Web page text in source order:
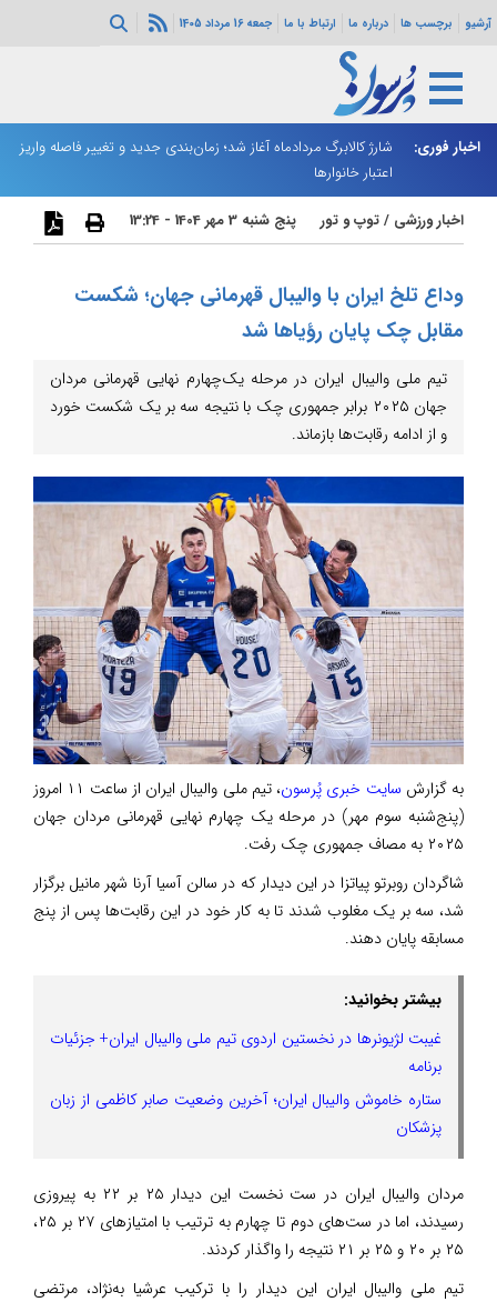
آرشیو برچسب ها درباره ما ارتباط با ما جمعه 16 مرداد 1405
اخبار فوری:
هرمز ادامه
شارژ کالابرگ مردادماه آغاز شد؛ زمان‌بندی جدید و تغییر فاصله واریز
اعتبار خانوارها
اخبار ورزشی /توپ و تور پنج شنبه 3 مهر 1404 - 13:24
وداع تلخ ایران با والیبال قهرمانی جهان؛ شکست
مقابل چک پایان رؤیاها شد
تیم ملی والیبال ایران در مرحله یک‌چهارم نهایی قهرمانی مردان
جهان ۲۰۲۵ برابر جمهوری چک با نتیجه سه بر یک شکست خورد
و از ادامه رقابت‌ها بازماند.
به گزارش سایت خبری پُرسون
، تیم ملی والیبال ایران از ساعت ۱۱ امروز
(پنج‌شنبه سوم مهر) در مرحله یک چهارم نهایی قهرمانی مردان جهان
۲۰۲۵ به مصاف جمهوری چک رفت.
شاگردان روبرتو پیاتزا در این دیدار که در سالن آسیا آرنا شهر مانیل برگزار
شد، سه بر یک مغلوب شدند تا به کار خود در این رقابت‌ها پس از پنج
مسابقه پایان دهند.
بیشتر بخوانید:
غیبت لژیونرها در نخستین اردوی تیم ملی والیبال ایران+ جزئیات
برنامه
ستاره خاموش والیبال ایران؛ آخرین وضعیت صابر کاظمی از زبان
پزشکان
مردان والیبال ایران در ست نخست این دیدار ۲۵ بر ۲۲ به پیروزی
رسیدند، اما در ست‌های دوم تا چهارم به ترتیب با امتیازهای ۲۷ بر ۲۵،
۲۵ بر ۲۰ و ۲۵ بر ۲۱ نتیجه را واگذار کردند.
تیم ملی والیبال ایران این دیدار را با ترکیب عرشیا به‌نژاد، مرتضی